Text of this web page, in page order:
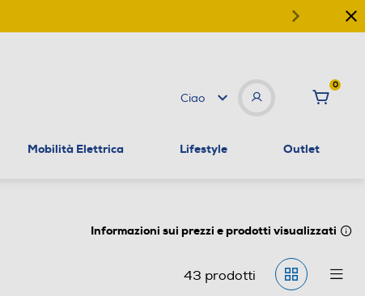
Ciao
0
Mobilità Elettrica Lifestyle Outlet
Informazioni sui prezzi e prodotti visualizzati
43 prodotti